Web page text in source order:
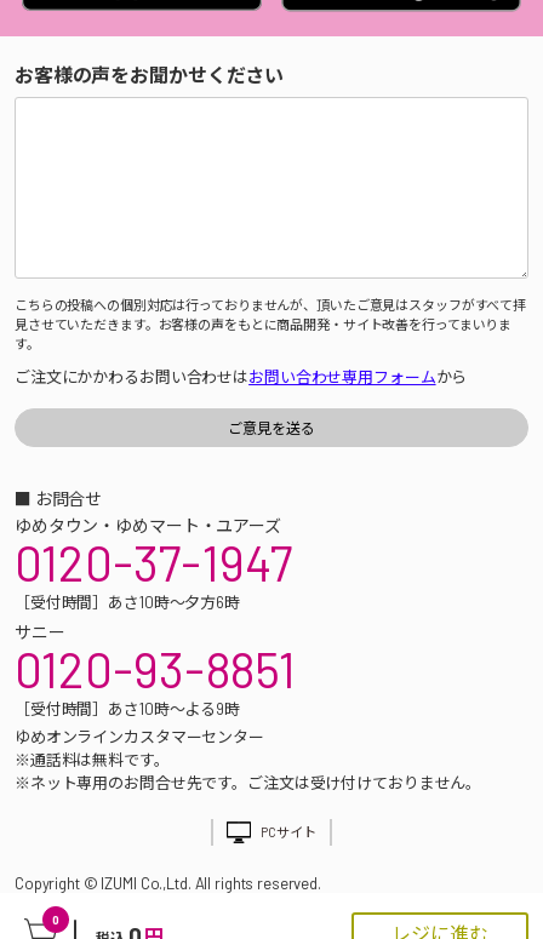
0
レジに進む
お客様の声をお聞かせください
こちらの投稿への個別対応は行っておりませんが、頂いたご意見はスタッフがすべて拝
見させていただきます。お客様の声をもとに商品開発・サイト改善を行ってまいりま
す。
ご注文にかかわるお問い合わせはお問い合わせ専用フォームから
■ お問合せ
ゆめタウン・ゆめマート・ユアーズ
0120-37-1947
［受付時間］あさ10時～夕方6時
サニー
0120-93-8851
［受付時間］あさ10時～よる9時
ゆめオンラインカスタマーセンター
※通話料は無料です。
※ネット専用のお問合せ先です。ご注文は受け付けておりません。
PCサイト
Copyright © IZUMI Co.,Ltd. All rights reserved.